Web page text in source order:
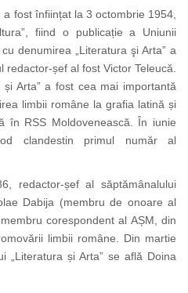
fost înființat la 3 octombrie 1954,
fiind o publicație a Uniunii
denumirea „Literatura şi Arta” a
șef al fost Victor Teleucă.
Arta” a fost cea mai importantă
limbii române la grafia latină și
în RSS Moldovenească. În iunie
clandestin primul număr al
redactor-șef al săptămânalului
Dabija (membru de onoare al
corespondent al AȘM, din
limbii române. Din martie
„Literatura și Arta” se află Doina